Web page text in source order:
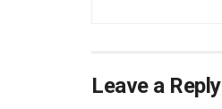
Leave a Reply